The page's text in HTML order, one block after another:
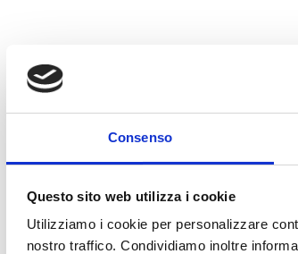
Consenso
Questo sito web utilizza i cookie
Utilizziamo i cookie per personalizzare
nostro traffico. Condividiamo inoltre